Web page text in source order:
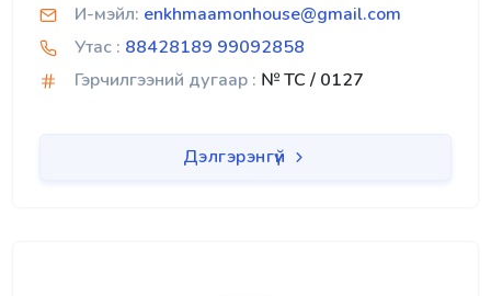
И-мэйл: enkhmaamonhouse@gmail.com
Утас : 88428189 99092858
Гэрчилгээний дугаар : № TC / 0127
Дэлгэрэнгүй